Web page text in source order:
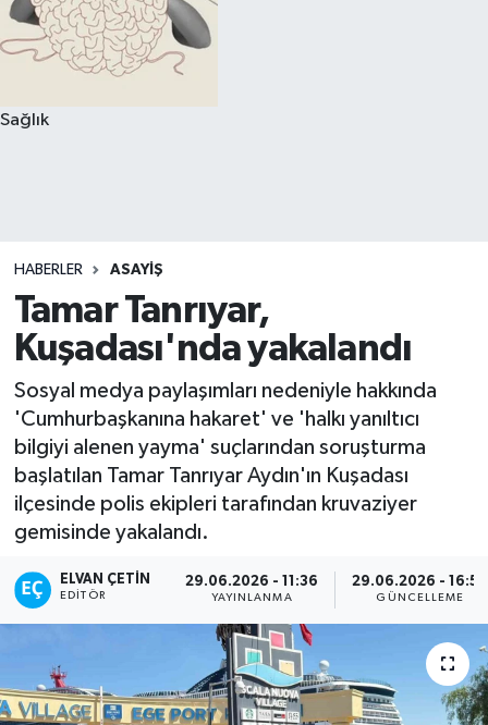
Sağlık
HABERLER ASAYIŞ
Tamar Tanrıyar,
Kuşadası'nda yakalandı
Sosyal medya paylaşımları nedeniyle hakkında
'Cumhurbaşkanına hakaret' ve 'halkı yanıltıcı
bilgiyi alenen yayma' suçlarından soruşturma
başlatılan Tamar Tanrıyar Aydın'ın Kuşadası
ilçesinde polis ekipleri tarafından kruvaziyer
gemisinde yakalandı.
ELVAN ÇETIN
EDITÖR
29.06.2026 - 11:36
YAYINLANMA
29.06.2026 - 16:59
GÜNCELLEME